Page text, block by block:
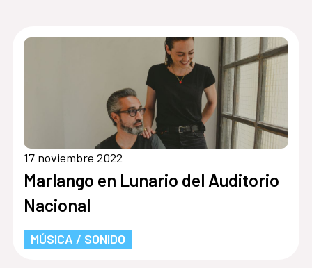
17 noviembre 2022
Marlango en Lunario del Auditorio
Nacional
MÚSICA / SONIDO